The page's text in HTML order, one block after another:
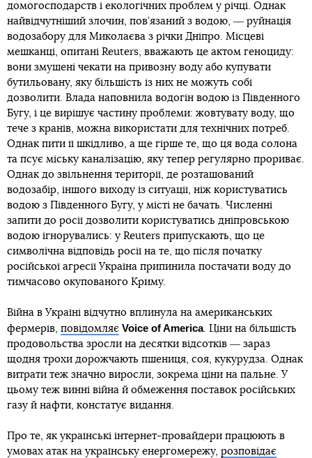
домогосподарств і екологічних проблем у річці. Однак
найвідчутніший злочин, пов’язаний з водою, ― руйнація
водозабору для Миколаєва з річки Дніпро. Місцеві
мешканці, опитані Reuters, вважають це актом геноциду:
вони змушені чекати на привозну воду або купувати
бутильовану, яку більшість із них не можуть собі
дозволити. Влада наповнила водогін водою із Південного
Бугу, і це вирішує частину проблеми: жовтувату воду, що
тече з кранів, можна використати для технічних потреб.
Однак пити її шкідливо, а ще гірше те, що ця вода солона
та псує міську каналізацію, яку тепер регулярно прориває.
Однак до звільнення території, де розташований
водозабір, іншого виходу із ситуації, ніж користуватись
водою з Південного Бугу, у місті не бачать. Численні
запити до росії дозволити користуватись дніпровською
водою ігнорувались: у Reuters припускають, що це
символічна відповідь росії на те, що після початку
російської агресії Україна припинила постачати воду до
тимчасово окупованого Криму.
Війна в Україні відчутно вплинула на американських
фермерів, повідомляє Voice of America. Ціни на більшість
продовольства зросли на десятки відсотків ― зараз
щодня трохи дорожчають пшениця, соя, кукурудза. Однак
витрати теж значно виросли, зокрема ціни на пальне. У
цьому теж винні війна й обмеження поставок російських
газу й нафти, констатує видання.
Про те, як українські інтернет-провайдери працюють в
умовах атак на українську енергомережу, розповідає